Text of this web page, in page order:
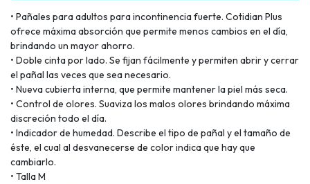
• Pañales para adultos para incontinencia fuerte. Cotidian Plus
ofrece máxima absorción que permite menos cambios en el día,
brindando un mayor ahorro.
• Doble cinta por lado. Se fijan fácilmente y permiten abrir y cerrar
el pañal las veces que sea necesario.
• Nueva cubierta interna, que permite mantener la piel más seca.
• Control de olores. Suaviza los malos olores brindando máxima
discreción todo el día.
• Indicador de humedad. Describe el tipo de pañal y el tamaño de
éste, el cual al desvanecerse de color indica que hay que
cambiarlo.
• Talla M